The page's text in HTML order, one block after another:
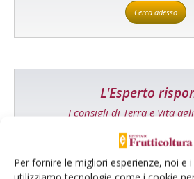
Per fornire le migliori esperienze, noi e
Cerca adesso
L'Esperto
I consigli di Terra e Vita
Cerca adesso